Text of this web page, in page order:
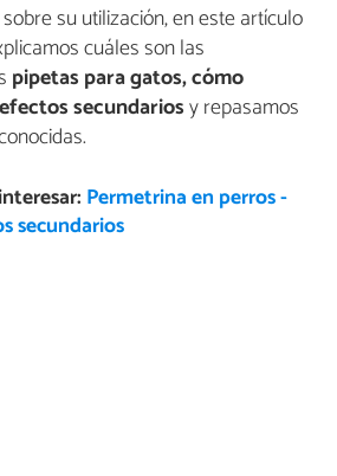
su utilización, en este artículo
cuáles son las
pipetas para gatos, cómo
secundariosy repasamos
Permetrina en perros -
secundarios